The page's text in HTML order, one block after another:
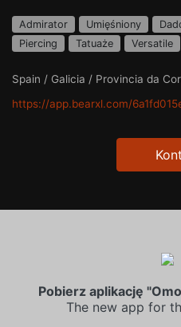
Admirator Umięśniony
Piercing
Tatuaże Versatile
Spain / Galicia / Provincia da
https://app.bearxl.com/
Pobierz aplikację
The new app for